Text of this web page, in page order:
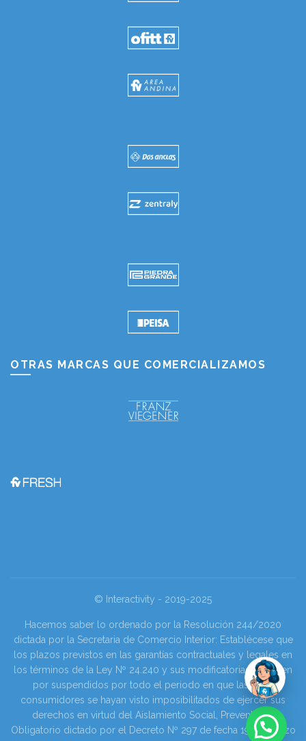
OTRAS MARCAS QUE COMERCIALIZAMOS
© Interactivity - 2019-2025
Hacemos saber lo ordenado por la Resolución 244/2020
dictada por la Secretaria de Comercio Interior: Establécese que
los plazos previstos en las garantías contractuales y legales en
los términos de la Ley Nº 24.240 y sus modificatorias se tienen
por suspendidos por todo el periodo en que las y los
consumidores se hayan visto imposibilitados de ejercer sus
derechos en virtud del Aislamiento Social, Preventivo y
Obligatorio dictado por el Decreto Nº 297 de fecha 19 de marzo